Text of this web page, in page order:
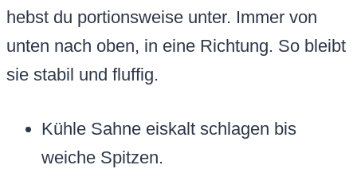
hebst du portionsweise unter. Immer von
unten nach oben, in eine Richtung. So bleibt
sie stabil und fluffig.
Kühle Sahne eiskalt schlagen bis
weiche Spitzen.